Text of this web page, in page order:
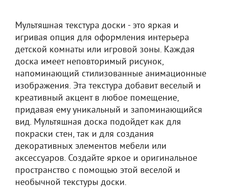
Мультяшная текстура доски - это яркая и
игривая опция для оформления интерьера
детской комнаты или игровой зоны. Каждая
доска имеет неповторимый рисунок,
напоминающий стилизованные анимационные
изображения. Эта текстура добавит веселый и
креативный акцент в любое помещение,
придавая ему уникальный и запоминающийся
вид. Мультяшная доска подойдет как для
покраски стен, так и для создания
декоративных элементов мебели или
аксессуаров. Создайте яркое и оригинальное
пространство с помощью этой веселой и
необычной текстуры доски.